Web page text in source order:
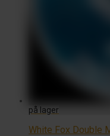
White Fox Double